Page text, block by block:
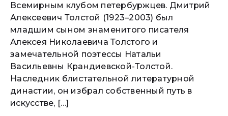
Всемирным клубом петербуржцев. Дмитрий
Алексеевич Толстой (1923–2003) был
младшим сыном знаменитого писателя
Алексея Николаевича Толстого и
замечательной поэтессы Натальи
Васильевны Крандиевской-Толстой.
Наследник блистательной литературной
династии, он избрал собственный путь в
искусстве, […]